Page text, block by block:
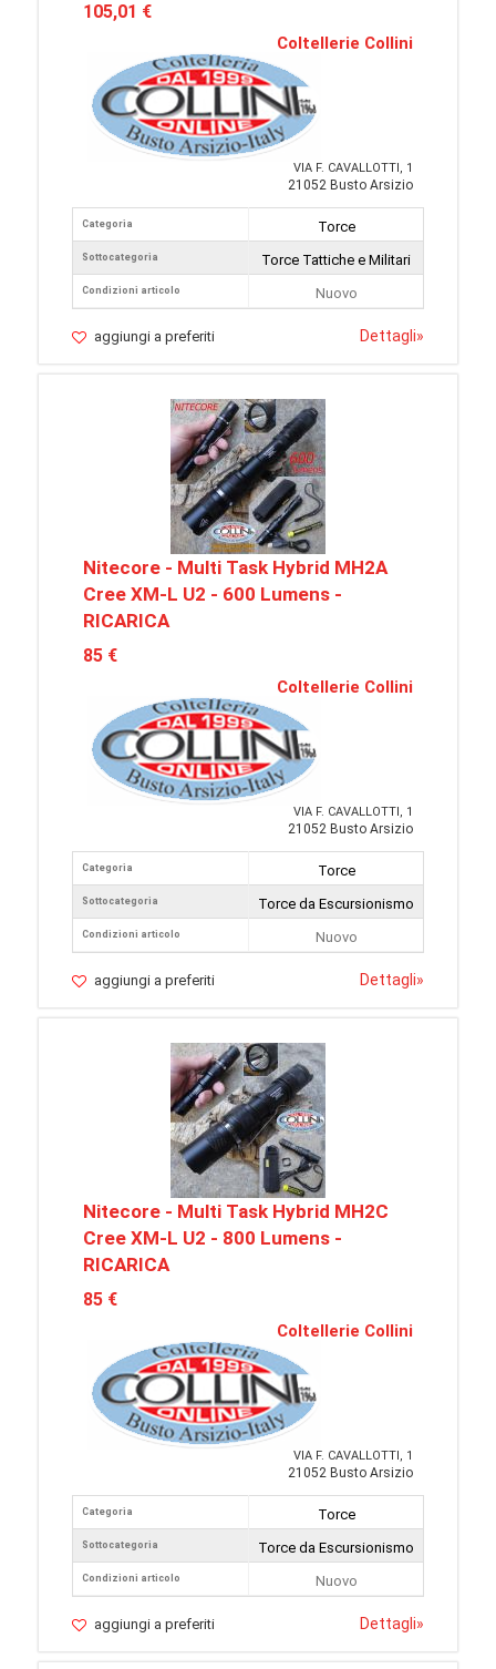
105,01 €
Coltellerie Collini
VIA F. CAVALLOTTI, 1
21052 Busto Arsizio
Categoria
Sottocategoria
Condizioni articolo
Torce
Torce Tattiche e Militari
Nuovo
aggiungi a preferiti Dettagli»
Nitecore - Multi Task Hybrid MH2A
Cree XM-L U2 - 600 Lumens -
RICARICA
85 €
Coltellerie Collini
VIA F. CAVALLOTTI, 1
21052 Busto Arsizio
Categoria
Sottocategoria
Condizioni articolo
Torce
Torce da Escursionismo
Nuovo
aggiungi a preferiti Dettagli»
Nitecore - Multi Task Hybrid MH2C
Cree XM-L U2 - 800 Lumens -
RICARICA
85 €
Coltellerie Collini
VIA F. CAVALLOTTI, 1
21052 Busto Arsizio
Categoria
Sottocategoria
Condizioni articolo
Torce
Torce da Escursionismo
Nuovo
aggiungi a preferiti Dettagli»